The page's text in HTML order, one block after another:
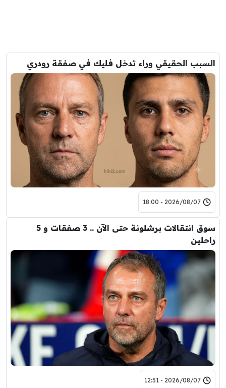
السبب الحقيقي وراء تدخل فليك في صفقة رودري
2026/08/07 - 18:00
سوق انتقالات برشلونة حتى الآن .. 3 صفقات و 5
راحلين
2026/08/07 - 12:51